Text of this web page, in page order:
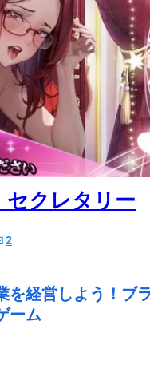
セクレタリー
2
を経営しよう！ブ
ーム